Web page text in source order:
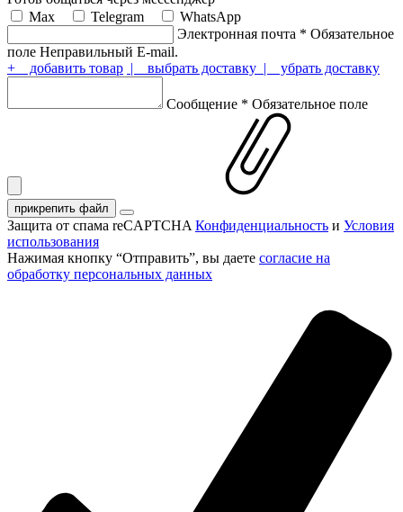
Max
Telegram
WhatsApp
Электронная почта * Обязательное
поле Неправильный E-mail.
+ добавить товар | выбрать доставку | убрать доставку
Сообщение * Обязательное поле
прикрепить файл
Защита от спама reCAPTCHA Конфиденциальность и Условия
использования
Нажимая кнопку “Отправить”, вы даете согласие на
обработку персональных данных